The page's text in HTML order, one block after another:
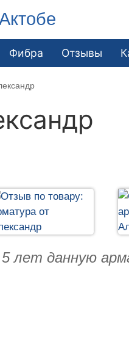
Фибра Отзывы
лет данную